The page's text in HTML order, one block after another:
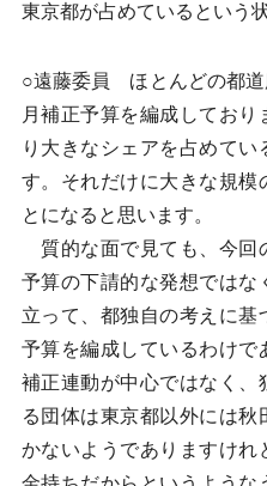
東京都が占めているという
○遠藤委員 ほとんどの都道
月補正予算を編成してお
り大きなシェアを占めてい
す。それだけに大きな規模
とになると思います。
質的な面で見ても、今回
予算の下請的な発想ではな
立って、都独自の考えに
予算を編成しているわけ
補正連動が中心ではなく、
る団体は東京都以外には
かないようでありますけれ